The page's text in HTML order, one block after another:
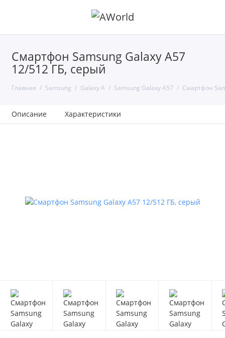
Смартфон Samsung Galaxy A57
12/512 ГБ, серый
Главная Samsung Galaxy A Samsung Galaxy A57 Смартфон
Описание Характеристики